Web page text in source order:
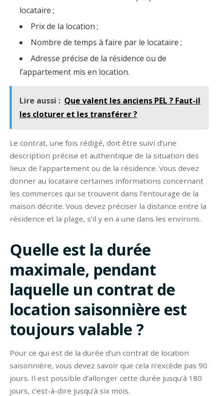
locataire ;
Prix de la location ;
Nombre de temps à faire par le locataire ;
Adresse précise de la résidence ou de
l’appartement mis en location.
Lire aussi : Que valent les anciens PEL ? Faut-il
les cloturer et les transférer ?
Le contrat, une fois rédigé, doit être suivi d’une
description précise et authentique de la situation des
lieux de l’appartement ou de la résidence. Vous devez
donner au locataire certaines informations concernant
les commerces qui se trouvent dans l’entourage de la
maison décrite. Vous devez préciser la distance entre la
résidence et la plage, s’il y en a une dans les environs.
Quelle est la durée
maximale, pendant
laquelle un contrat de
location saisonnière est
toujours valable ?
Pour ce qui est de la durée d’un contrat de location
saisonnière, vous devez savoir que cela n’excède pas 90
jours. Il est possible d’allonger cette durée jusqu’à 180
jours, c’est-à-dire jusqu’à six mois.